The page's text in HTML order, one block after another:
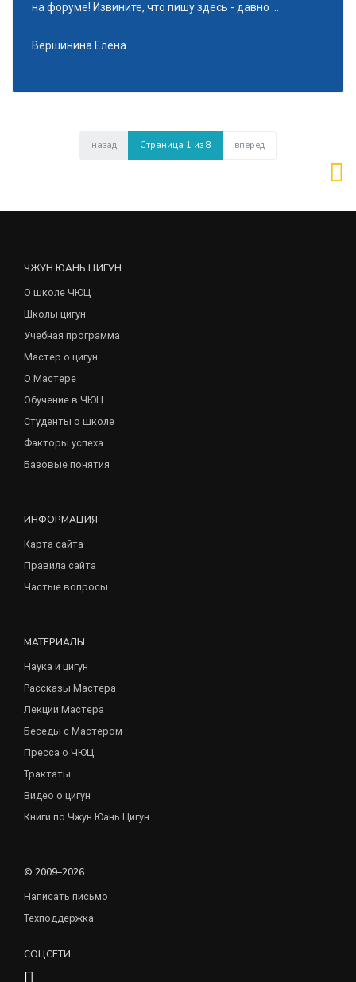
на форуме! Извините, что пишу здесь - давно ...
Вершинина Елена
назад Страница 1 из 8 вперед
ЧЖУН ЮАНЬ ЦИГУН
О школе ЧЮЦ
Школы цигун
Учебная программа
Мастер о цигун
О Мастере
Обучение в ЧЮЦ
Студенты о школе
Факторы успеха
Базовые понятия
ИНФОРМАЦИЯ
Карта сайта
Правила сайта
Частые вопросы
МАТЕРИАЛЫ
Наука и цигун
Рассказы Мастера
Лекции Мастера
Беседы с Мастером
Пресса о ЧЮЦ
Трактаты
Видео о цигун
Книги по Чжун Юань Цигун
© 2009–2026
Написать письмо
Техподдержка
СОЦСЕТИ